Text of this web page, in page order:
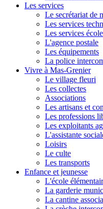
Les services
Le secrétariat de
Les services
Les services
L'agence postale
Les équipements
La police
Vivre à Mas-Grenier
Le village fleuri
Les collectes
Associations
Les artisans et
Les professions
Les exploitants
L'assistante
Loisirs
Le culte
Les transports
Enfance et jeunesse
L'école
La garderie
La cantine